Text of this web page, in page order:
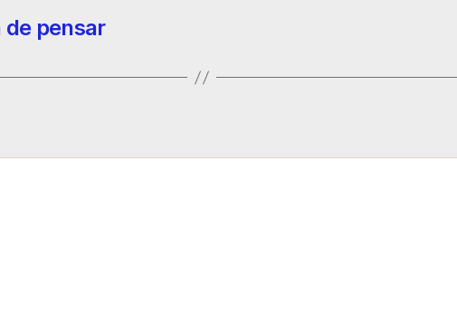
de pensar